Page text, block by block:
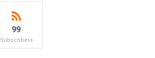
99
Subscribers